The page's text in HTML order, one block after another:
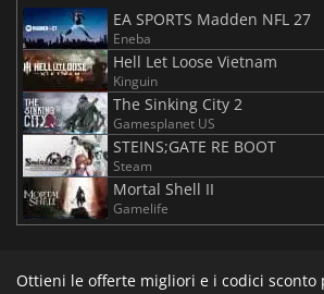
EA SPORTS Madden NFL 27
Eneba
Hell Let Loose Vietnam
Kinguin
The Sinking City 2
Gamesplanet US
STEINS;GATE RE BOOT
Steam
Mortal Shell II
Gamelife
Ottieni le offerte migliori e i codici sconto